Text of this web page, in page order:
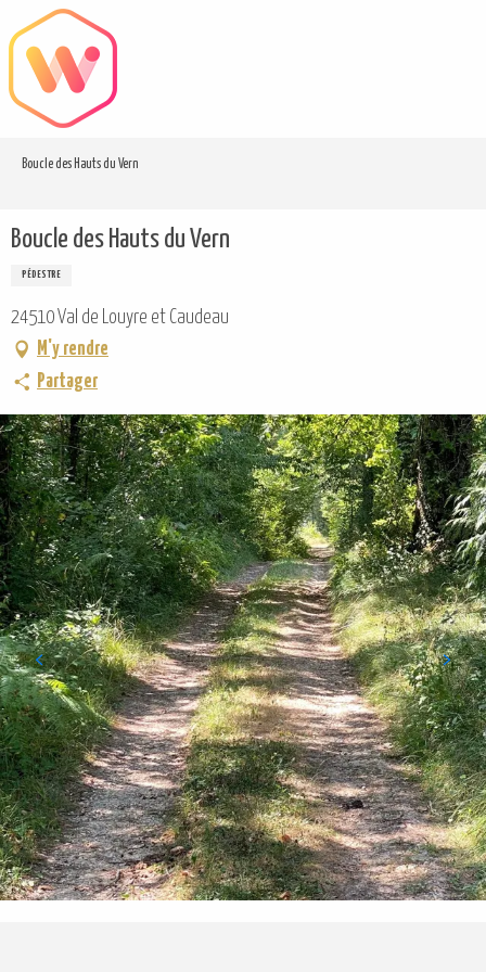
au
contenu
principal
Boucle des Hauts du Vern
Boucle des Hauts du Vern
PÉDESTRE
24510 Val de Louyre et Caudeau
M'y rendre
Partager